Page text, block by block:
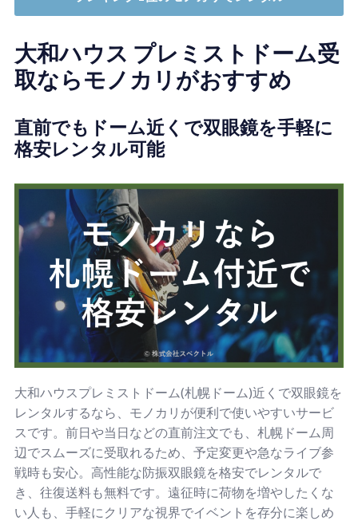
大和ハウス プレミストドーム受
取ならモノカリがおすすめ
直前でもドーム近くで双眼鏡を手軽に
格安レンタル可能
大和ハウスプレミストドーム(札幌ドーム)近くで双眼鏡を
レンタルするなら、モノカリが便利で使いやすいサービ
スです。前日や当日などの直前注文でも、札幌ドーム周
辺でスムーズに受取れるため、予定変更や急なライブ参
戦時も安心。高性能な防振双眼鏡を格安でレンタルで
き、往復送料も無料です。遠征時に荷物を増やしたくな
い人も、手軽にクリアな視界でイベントを存分に楽しめ